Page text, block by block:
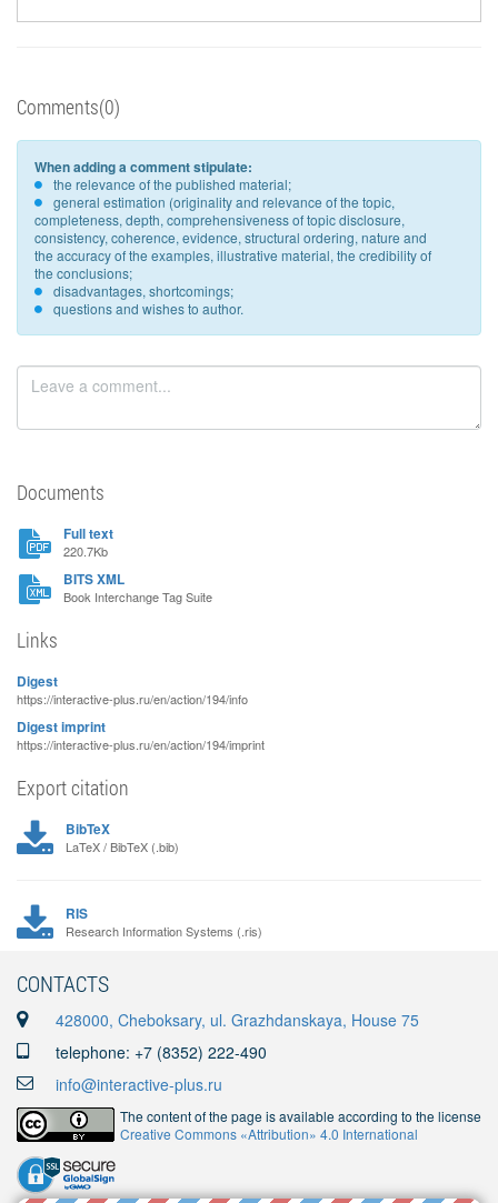
Comments(0)
When adding a comment stipulate:
the relevance of the published material;
general estimation (originality and relevance of the topic,
completeness, depth, comprehensiveness of topic disclosure,
consistency, coherence, evidence, structural ordering, nature and
the accuracy of the examples, illustrative material, the credibility of
the conclusions;
disadvantages, shortcomings;
questions and wishes to author.
Documents
Full text
220.7Kb
BITS XML
Book Interchange Tag Suite
Links
Digest
https://interactive-plus.ru/en/action/194/info
Digest imprint
https://interactive-plus.ru/en/action/194/imprint
Export citation
BibTeX
LaTeX / BibTeX (.bib)
RIS
Research Information Systems (.ris)
CONTACTS
428000, Cheboksary, ul. Grazhdanskaya, House 75
telephone: +7 (8352) 222-490
info@interactive-plus.ru
The content of the page is available according to the license
Creative Commons «Attribution» 4.0 International